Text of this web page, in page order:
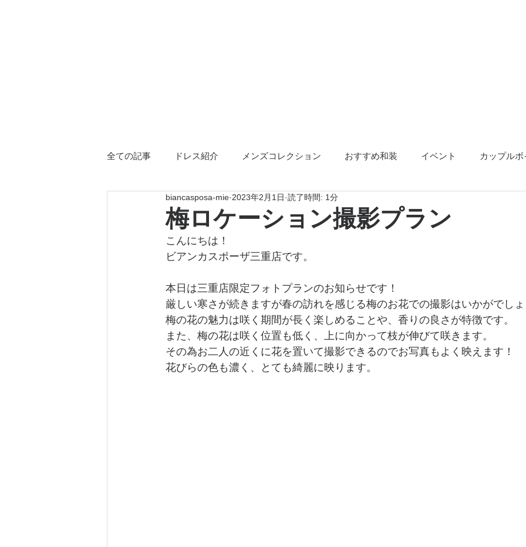
全ての記事 ドレス紹介 メンズコレクション おすすめ和装 イベント カップルボ
三重店限定 ドレス小物 アクセサリー
梅ロケーション撮影プラン
biancasposa-mie 2023年2月1日 読了時間: 1分
こんにちは！
ビアンカスポーザ三重店です。
本日は三重店限定フォトプランのお知らせです！
厳しい寒さが続きますが春の訪れを感じる梅のお花での撮影はいかがでし
梅の花の魅力は咲く期間が長く楽しめることや、香りの良さが特徴です。
また、梅の花は咲く位置も低く、上に向かって枝が伸びて咲きます。
その為お二人の近くに花を置いて撮影できるのでお写真もよく映えます！
花びらの色も濃く、とても綺麗に映ります。